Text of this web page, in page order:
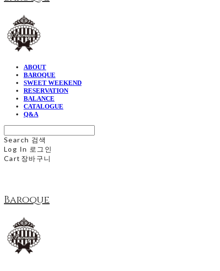
ABOUT
BAROQUE
SWEET WEEKEND
RESERVATION
BALANCE
CATALOGUE
Q&A
Search 검색
Log In 로그인
Cart 장바구니
Baroque